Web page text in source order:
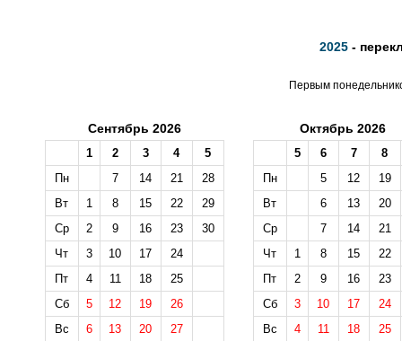
2025 -
Первым
Сентябрь 2026
1 2 3 4
5
Пн
7 14 21
28
Вт
1 8 15 22
29
Ср
2 9 16 23
30
Чт
3 10 17
24
Пт
4 11 18
25
Сб
5 12 19
26
Вс
6 13 20 27
Октябрь 2026
5 6 7
8
Пн
5 12
19
Вт
6 13
20
Ср
7 14
21
Чт
1 8 15
22
Пт
2 9 16
23
Сб
3 10 17
24
Вс
4 11 18 25